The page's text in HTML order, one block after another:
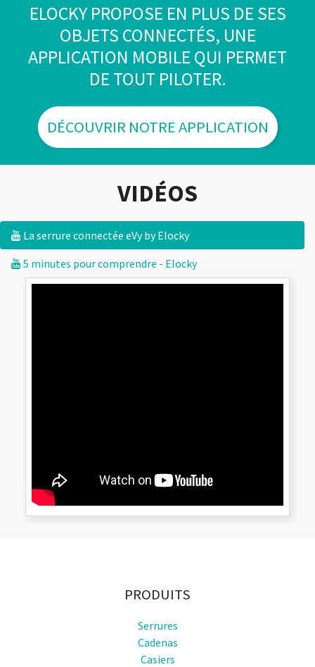
ELOCKY PROPOSE EN PLUS DE SES
OBJETS CONNECTÉS, UNE
APPLICATION MOBILE QUI PERMET
DE TOUT PILOTER.
DÉCOUVRIR NOTRE APPLICATION
VIDÉOS
La serrure connectée eVy by Elocky
5 minutes pour comprendre - Elocky
PRODUITS
Serrures
Cadenas
Casiers